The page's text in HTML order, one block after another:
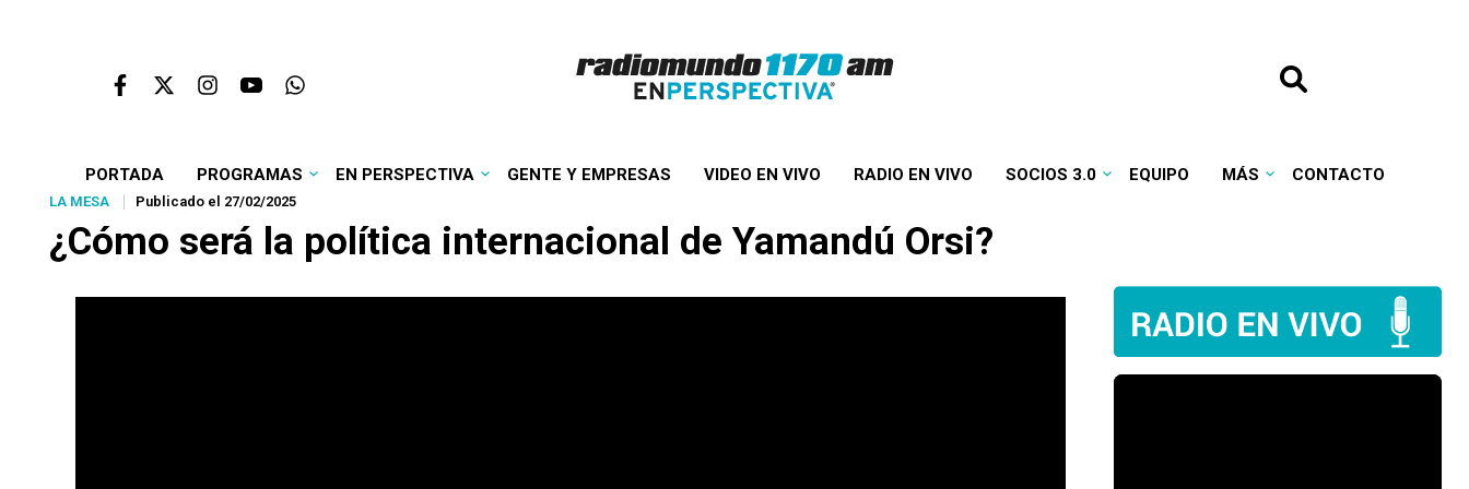
PORTADA PROGRAMAS EN PERSPECTIVA GENTE Y EMPRESAS VIDEO EN VIVO RADIO EN VIVO SOCIOS 3.0 EQUIPO MÁS CONTACTO
LA MESA Publicado el 27/02/2025
¿Cómo será la política internacional de Yamandú Orsi?